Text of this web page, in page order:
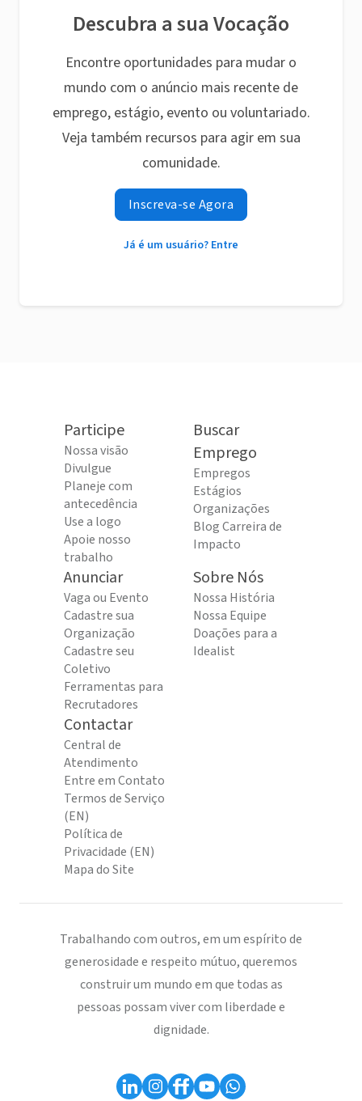
Descubra a sua Vocação
Encontre oportunidades para mudar o
mundo com o anúncio mais recente de
emprego, estágio, evento ou voluntariado.
Veja também recursos para agir em sua
comunidade.
Inscreva-se Agora
Já é um usuário? Entre
Participe
Nossa visão
Divulgue
Planeje com
antecedência
Use a logo
Apoie nosso
trabalho
Buscar
Emprego
Empregos
Estágios
Organizações
Blog Carreira de
Impacto
Anunciar
Vaga ou Evento
Cadastre sua
Organização
Cadastre seu
Coletivo
Ferramentas para
Recrutadores
Sobre Nós
Nossa História
Nossa Equipe
Doações para a
Idealist
Contactar
Central de
Atendimento
Entre em Contato
Termos de Serviço
(EN)
Política de
Privacidade (EN)
Mapa do Site
Trabalhando com outros, em um espírito de
generosidade e respeito mútuo, queremos
construir um mundo em que todas as
pessoas possam viver com liberdade e
dignidade.